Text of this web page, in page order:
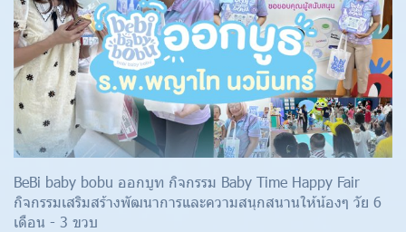
BeBi baby bobu ออกบูท กิจกรรม Baby Time Happy Fair
กิจกรรมเสริมสร้างพัฒนาการและความสนุกสนานให้น้องๆ วัย 6
เดือน - 3 ขวบ